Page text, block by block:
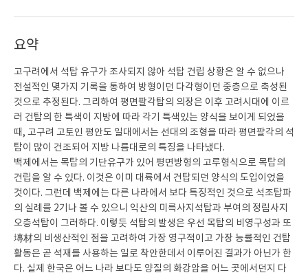
요약
고구려에서 석탑 유구가 조사되지 않아 석탑 건립 상황은 알 수 없으나
전설적인 몇가지 기록을 통하여 방형이던 다각형이던 중층으로 축성된
것으로 추정된다. 그리하여 평면팔각탑의 의장은 이후 고려시대에 이르
러 건탑의 한 특색이 지방에 따라 각기 특색있는 양식을 보이게 되었을
때, 고구려 고토인 평안도 일대에서는 선대의 조형을 따라 평면팔각의 석
탑이 많이 건조되어 지방 나름대로의 특징을 나타냈다.
백제에서는 목탑의 기단유구가 있어 평면방형의 고루형식으로 목탑의
건립을 알 수 있다. 이것은 이미 대륙에서 건탑되던 양식의 도입이었을
것이다. 그런데 백제에는 다른 나라에서 보다 특징적인 것으로 석조탑파
의 실례를 2기나 볼 수 있으니 익산의 미륵사지석탑과 부여의 정림사지
오층석탑이 그러하다. 이렇듯 석탑의 발생은 우선 목탑의 비영구성과 또
塼材의 비생산적인 점을 고려하여 가장 영구적이고 가장 능률적인 건탑
활동은 곧 석재를 사용하는 일로 착안한데서 이루어진 결과가 아닌가 한
다. 실제 한국은 어느 나라 보다도 양질의 화강암을 어느 곳에서던지 다